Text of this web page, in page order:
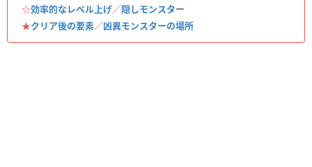
☆効率的なレベル上げ／隠しモンスター
★クリア後の要素／凶異モンスターの場所